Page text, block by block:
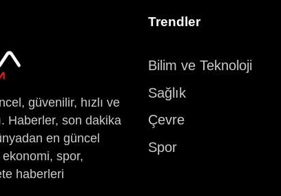
güvenilir, hızlı ve
Haberler, son dakika
en güncel
spor,
haberleri
Trendler
Bilim ve Teknoloji
Sağlık
Çevre
Spor